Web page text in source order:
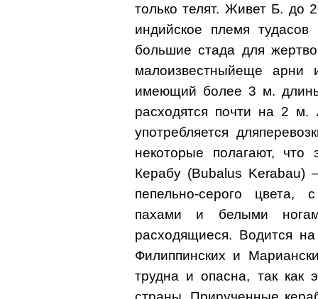
только телят. Живет Б. до
индийское племя
большие стада для
малоизвестныйеще арни
имеющий более 3 м.
расходятся почти на 2
употребляется
некоторые полагают, что
Керабу (Bubalus Kerabau)
пепельно-серого
пахами и белыми
расходящиеся. Водится
Филиппинских и
трудна и опасна, так как